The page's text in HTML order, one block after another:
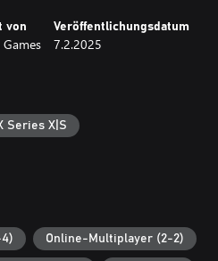
INHALTE und
Fäusten, deformierten
Katzen zerfleischt, zerbreche
wird
von Giorgiost
von Veröffentlichungsdatum
7.2.2025
Series X|S
Online-Multiplayer (2-2)